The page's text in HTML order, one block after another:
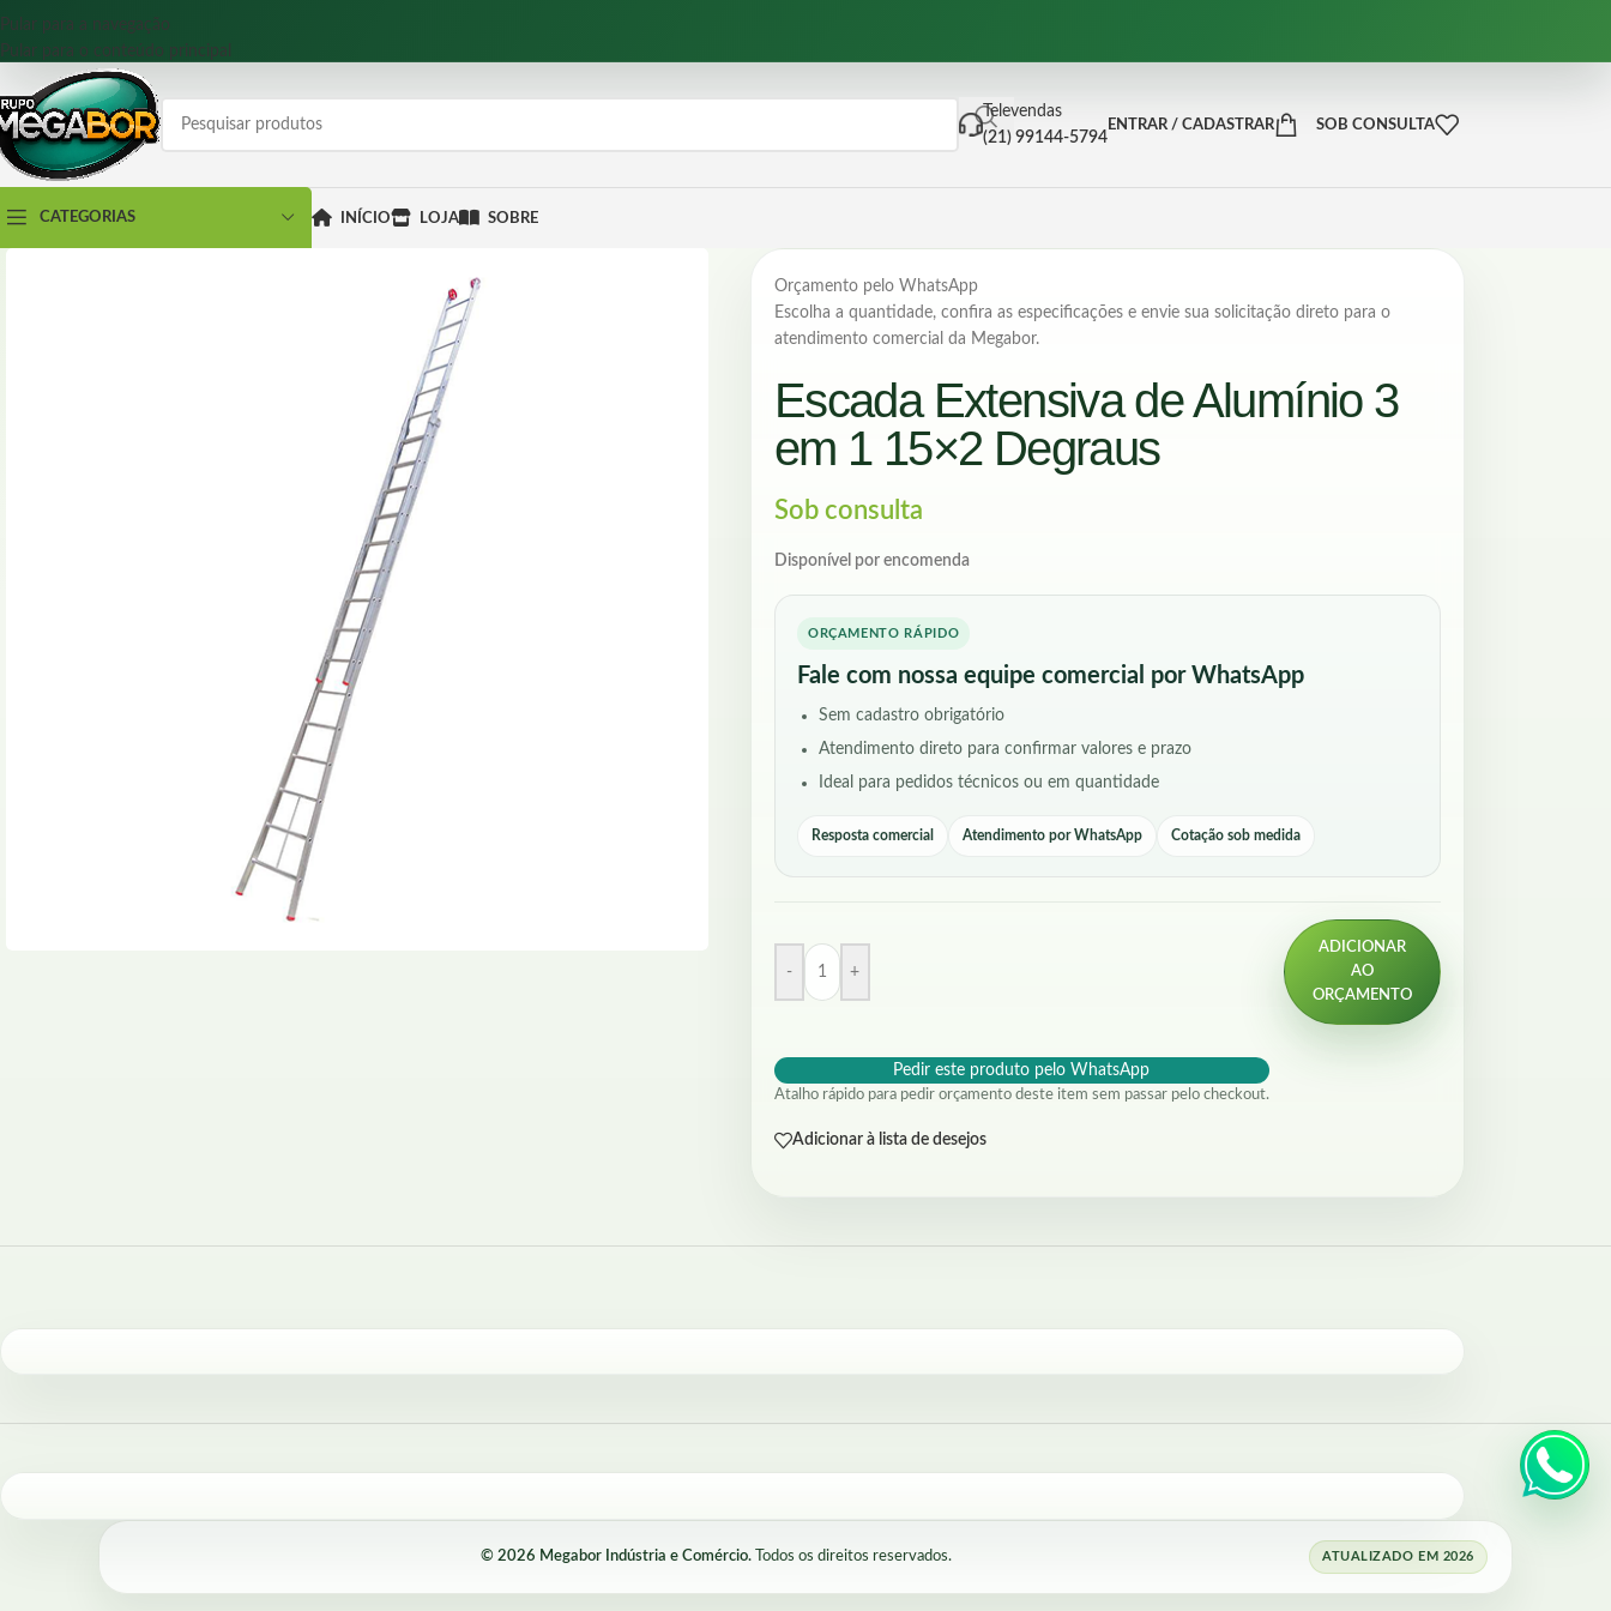
Pular para a navegação
Pular para o conteúdo principal
Televendas
(21) 99144-5794
ENTRAR / CADASTRAR SOB CONSULTA
CATEGORIAS INÍCIO LOJA SOBRE
Orçamento pelo WhatsApp
Escolha a quantidade, confira as especificações e envie sua solicitação direto para o
atendimento comercial da Megabor.
Escada Extensiva de Alumínio 3
em 1 15×2 Degraus
Sob consulta
Disponível por encomenda
ORÇAMENTO RÁPIDO
Fale com nossa equipe comercial por WhatsApp
Sem cadastro obrigatório
Atendimento direto para confirmar valores e prazo
Ideal para pedidos técnicos ou em quantidade
Resposta comercial Atendimento por WhatsApp Cotação sob medida
- +
ADICIONAR
AO
ORÇAMENTO
Pedir este produto pelo WhatsApp
Atalho rápido para pedir orçamento deste item sem passar pelo checkout.
Adicionar à lista de desejos
© 2026 Megabor Indústria e Comércio. Todos os direitos reservados. ATUALIZADO EM 2026